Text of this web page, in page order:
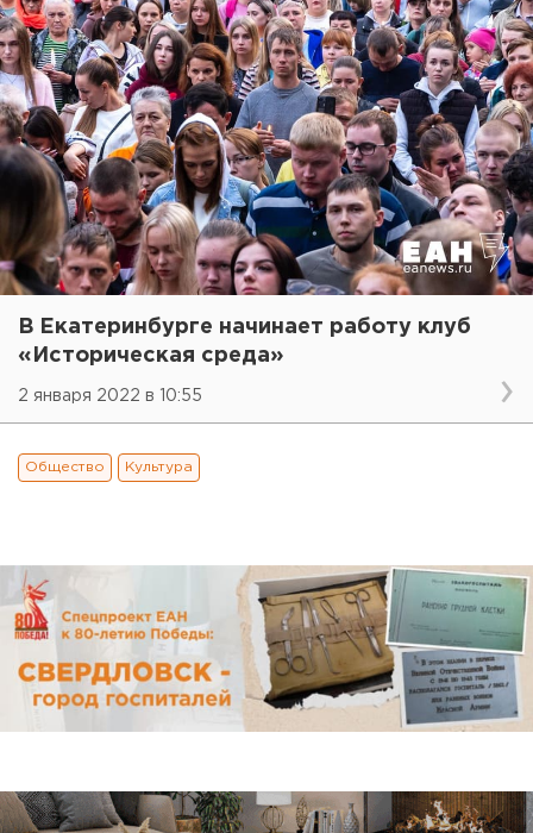
В Екатеринбурге начинает работу клуб
«Историческая среда»
2 января 2022 в 10:55
Общество Культура